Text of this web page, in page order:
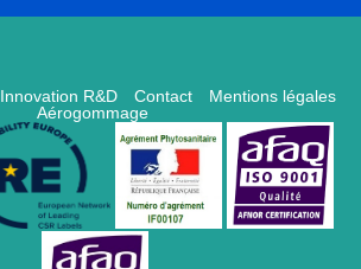
Innovation R&D Contact
Mentions légales
Aérogommage